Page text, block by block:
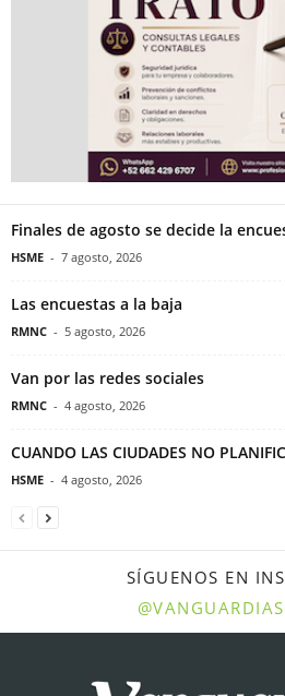
Finales de agosto se decide la
HSME - 7 agosto, 2026
Las encuestas a la baja
RMNC - 5 agosto, 2026
Van por las redes sociales
RMNC - 4 agosto, 2026
CUANDO LAS CIUDADES NO
HSME - 4 agosto, 2026
SÍGUENOS EN